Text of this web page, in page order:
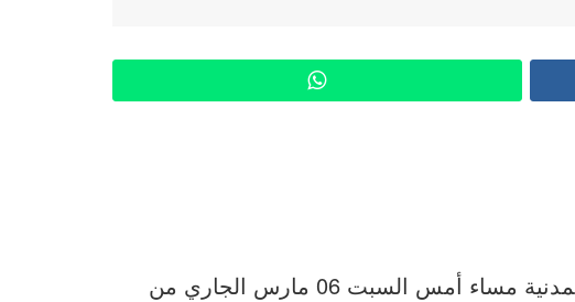
في التفاتة نبيلة، تمكّنت عناصر الوقاية المدنية مساء أمس السبت 06 مارس الجاري من